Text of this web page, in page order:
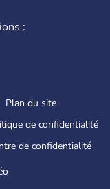
:
Plan du site
de confidentialité
de confidentialité